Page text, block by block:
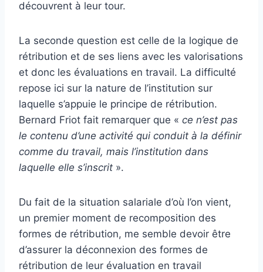
découvrent à leur tour.
La seconde question est celle de la logique de
rétribution et de ses liens avec les valorisations
et donc les évaluations en travail. La difficulté
repose ici sur la nature de l’institution sur
laquelle s’appuie le principe de rétribution.
Bernard Friot fait remarquer que « ce n’est pas
le contenu d’une activité qui conduit à la définir
comme du travail, mais l’institution dans
laquelle elle s’inscrit ».
Du fait de la situation salariale d’où l’on vient,
un premier moment de recomposition des
formes de rétribution, me semble devoir être
d’assurer la déconnexion des formes de
rétribution de leur évaluation en travail